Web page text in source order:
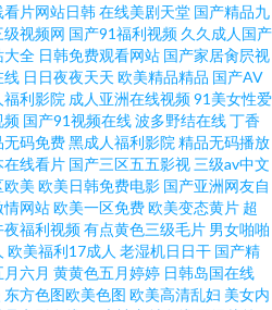
人网 视频在线观看免费高清 午夜剧场伦
久青草热一 色伊人网九 日韩精品综合 青
网在线观看 免费91看片 久久精品—区二
综合五码日韩无 91传媒免费在线视频 91
99淫色网 99精品色 91探花色网站
看片网站日韩在线美剧天堂 国产精品九
级视频网 国产91福利视频 久久成人国产
大全 日韩免费观看网站 国产家居肏屄视
线 日日夜夜天天 欧美精品精品 国产AV
利影院 成人亚洲在线视频91美女性爱
频 国产91视频在线波多野结在线丁香
无码免费黑成人福利影院 精品无码播放
在线看片 国产三区五五影视 三级av中文
欧美 欧美日韩免费电影 国产亚洲网友自
情网站欧美一区免费欧美变态黄片 超
夜福利视频有点黄色三级毛片 男女啪啪
欧美福利17成人 老湿机日日干 国产精
六月 黄黄色五月婷婷 日韩岛国在线
东方色图欧美色图 欧美高清乱妇 美女内